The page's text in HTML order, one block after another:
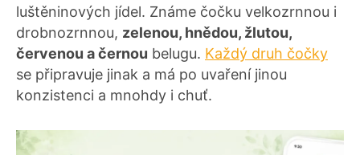
luštěninových jídel. Známe čočku velkozrnnou i
drobnozrnnou, zelenou, hnědou, žlutou,
červenou a černou belugu. Každý druh čočky
se připravuje jinak a má po uvaření jinou
konzistenci a mnohdy i chuť.